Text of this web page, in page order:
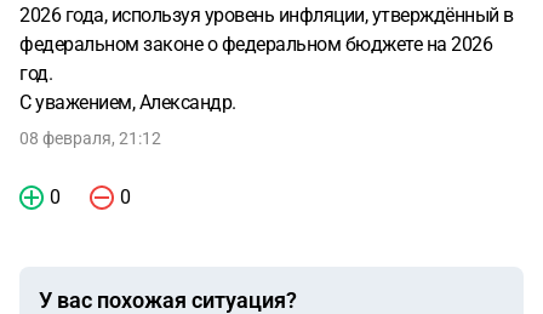
2026 года, используя уровень инфляции, утверждённый в
федеральном законе о федеральном бюджете на 2026
год.
С уважением, Александр.
08 февраля, 21:12
0 0
У вас похожая ситуация?